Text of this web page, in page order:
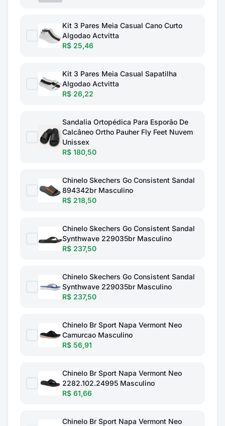
Kit 3 Pares Meia Casual Cano Curto
Algodao Actvitta
R$ 25,46
Kit 3 Pares Meia Casual Sapatilha
Algodao Actvitta
R$ 26,22
Sandalia Ortopédica Para Esporão De
Calcâneo Ortho Pauher Fly Feet Nuvem
Unissex
R$ 180,50
Chinelo Skechers Go Consistent Sandal
894342br Masculino
R$ 218,50
Chinelo Skechers Go Consistent Sandal
Synthwave 229035br Masculino
R$ 237,50
Chinelo Skechers Go Consistent Sandal
Synthwave 229035br Masculino
R$ 237,50
Chinelo Br Sport Napa Vermont Neo
Camurcao Masculino
R$ 56,91
Chinelo Br Sport Napa Vermont Neo
2282.102.24995 Masculino
R$ 61,66
Chinelo Br Sport Napa Vermont Neo